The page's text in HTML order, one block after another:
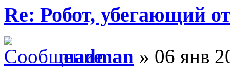
Re: Робот, убегающий
madman » 06 янв